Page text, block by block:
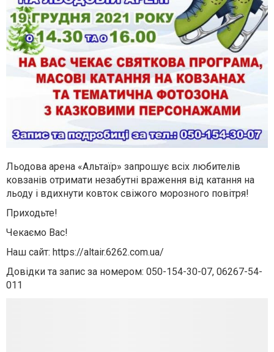
Льодова арена «Альтаїр» запрошує всіх любителів
ковзанів отримати незабутні враження від катання на
льоду і вдихнути ковток свіжого морозного повітря!
Приходьте!
Чекаємо Вас!
Наш сайт: https://altair.6262.com.ua/
Довідки та запис за номером: 050-154-30-07, 06267-54-
011